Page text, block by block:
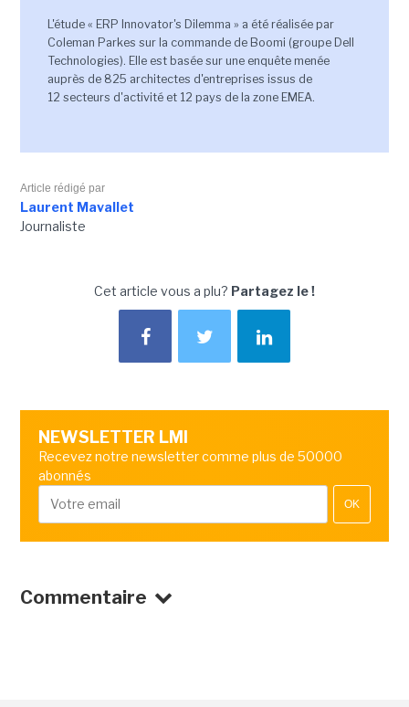
L'étude « ERP Innovator's Dilemma » a été réalisée par
Coleman Parkes sur la commande de Boomi (groupe Dell
Technologies). Elle est basée sur une enquête menée
auprès de 825 architectes d'entreprises issus de
12 secteurs d'activité et 12 pays de la zone EMEA.
Article rédigé par
Laurent Mavallet
Journaliste
Cet article vous a plu? Partagez le !
NEWSLETTER LMI
Recevez notre newsletter comme plus de 50000
abonnés
OK
Commentaire